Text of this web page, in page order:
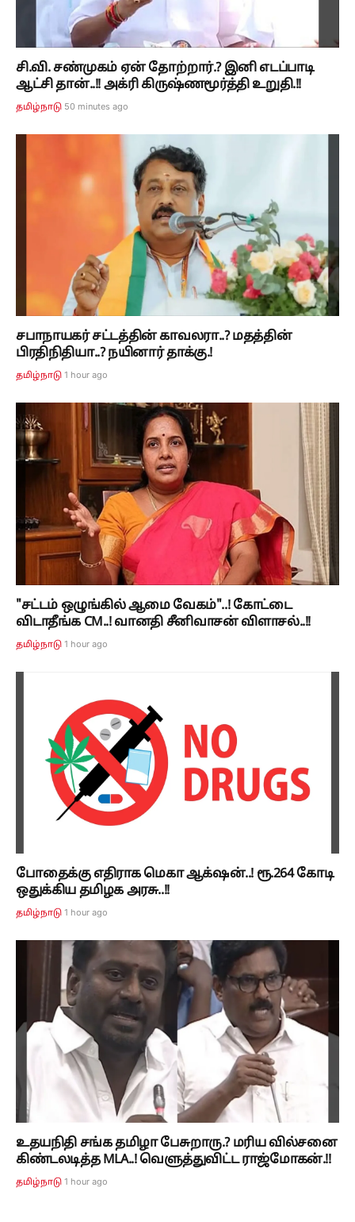
சி.வி. சண்முகம் ஏன் தோற்றார்.? இனி எடப்பாடி
ஆட்சி தான்..!! அக்ரி கிருஷ்ணமூர்த்தி உறுதி.!!
தமிழ்நாடு 50 minutes ago
சபாநாயகர் சட்டத்தின் காவலரா..? மதத்தின்
பிரதிநிதியா..? நயினார் தாக்கு.!
தமிழ்நாடு 1 hour ago
"சட்டம் ஒழுங்கில் ஆமை வேகம்"..! கோட்டை
விடாதீங்க CM..! வானதி சீனிவாசன் விளாசல்..!!
தமிழ்நாடு 1 hour ago
போதைக்கு எதிராக மெகா ஆக்‌ஷன்..! ரூ.264 கோடி
ஒதுக்கிய தமிழக அரசு..!!
தமிழ்நாடு 1 hour ago
உதயநிதி சங்க தமிழா பேசுறாரு.? மரிய வில்சனை
கிண்டலடித்த MLA..! வெளுத்துவிட்ட ராஜ்மோகன்.!!
தமிழ்நாடு 1 hour ago